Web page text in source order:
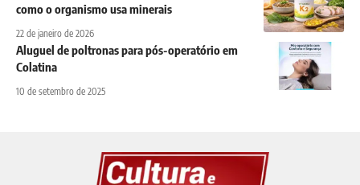
como o organismo usa minerais
22 de janeiro de 2026
Aluguel de poltronas para pós-operatório em
Colatina
10 de setembro de 2025